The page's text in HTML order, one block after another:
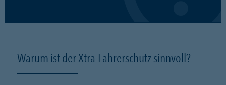
Warum ist der Xtra-Fahrerschutz sinnvoll?